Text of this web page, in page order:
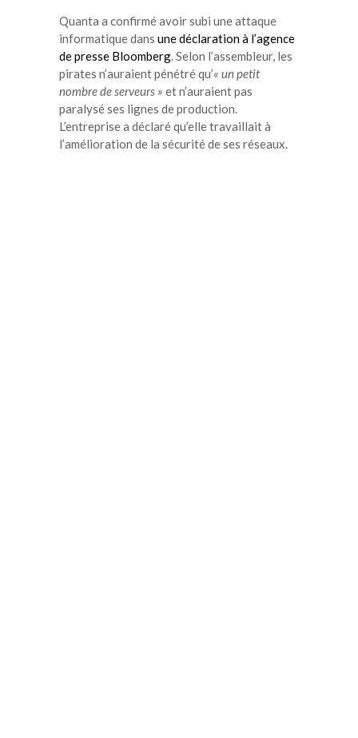
Quanta a confirmé avoir subi une attaque
informatique dans une déclaration à l’agence
de presse Bloomberg . Selon l’assembleur, les
pirates n’auraient pénétré qu’« un petit
nombre de serveurs » et n’auraient pas
paralysé ses lignes de production.
L’entreprise a déclaré qu’elle travaillait à
l’amélioration de la sécurité de ses réseaux.